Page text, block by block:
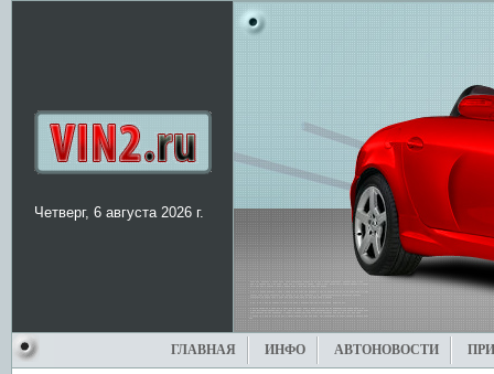
Четверг, 6 августа 2026 г.
ГЛАВНАЯ ИНФО АВТОНОВОСТИ